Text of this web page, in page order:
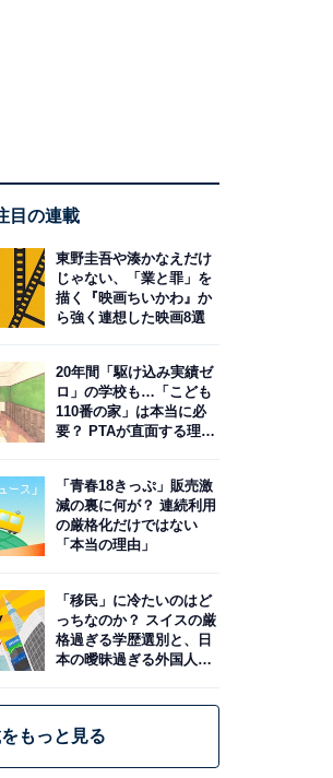
目の連載
東野圭吾や湊かなえだけ
じゃない、「業と罪」を
描く『映画ちいかわ』か
ら強く連想した映画8選
20年間「駆け込み実績ゼ
ロ」の学校も…「こども
110番の家」は本当に必
要？ PTAが直面する理想
「青春18きっぷ」販売激
減の裏に何が？ 連続利用
の厳格化だけではない
「本当の理由」
「移民」に冷たいのはど
っちなのか？ スイスの厳
格過ぎる学歴選別と、日
本の曖昧過ぎる外国人政
もっと見る